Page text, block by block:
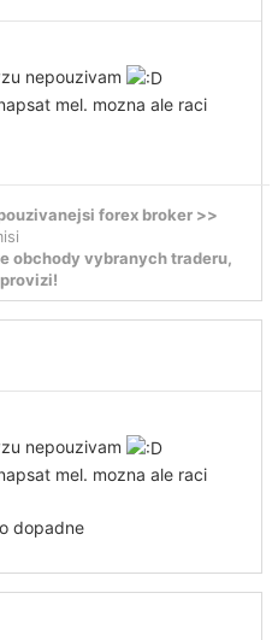
nepouzivam
mel. mozna ale raci
forex broker >>
obchody vybranych traderu,
nepouzivam
mel. mozna ale raci
dopadne